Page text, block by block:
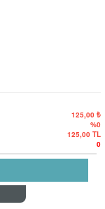
125,00 ₺
%0
125,00 TL
0